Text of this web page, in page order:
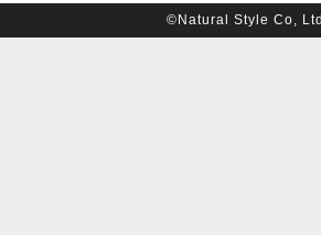
©Natural Style Co, Ltd.